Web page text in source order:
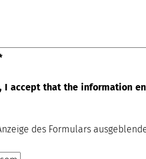
I accept that the information
des Formulars